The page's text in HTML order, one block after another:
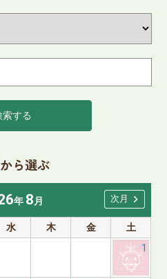
ら選ぶ
年8月
水 木 金
土
1
次月 chevron_right
する